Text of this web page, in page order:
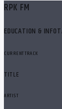
RPK FM
EDUCATION &
CURRENT TRACK
TITLE
ARTIST